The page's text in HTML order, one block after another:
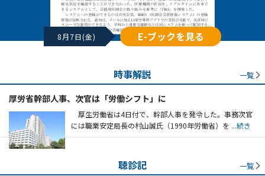
8月7日(金) E-ブックを見る
時事解説 一覧
厚労省幹部人事、次官は「労働シフト」に
厚生労働省は4日付で、幹部人事を発令した。事務次官
には職業安定局長の村山誠氏（1990年労働省）を ...続き
聴診記 一覧